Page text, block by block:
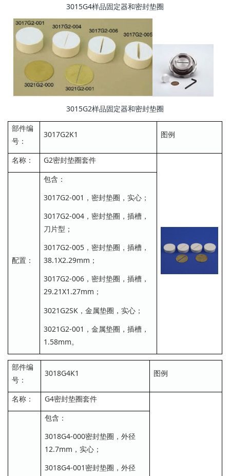
3015G4样品固定器和密封垫圈
3015G2样品固定器和密封垫圈
部件编
号：
3017G2K1 图例
名称： G2密封垫圈套件
配置：
包含：
3017G2-001，密封垫圈，实心；
3017G2-004，密封垫圈，插槽，
刀片型；
3017G2-005，密封垫圈，插槽，
38.1X2.29mm；
3017G2-006，密封垫圈，插槽，
29.21X1.27mm；
3021G2SK，金属垫圈，实心；
3021G2-001，金属垫圈，插槽，
1.58mm。
部件编
号：
3018G4K1 图例
名称：
G4密封垫圈套件
包含：
3018G4-000密封垫圈，外径
12.7mm，实心；
3018G4-001密封垫圈，外径